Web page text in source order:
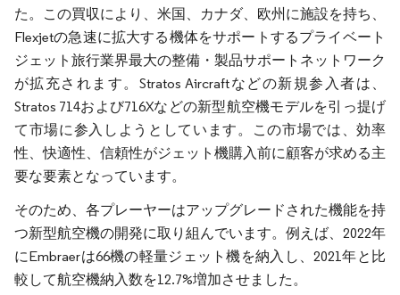
た。この買収により、米国、カナダ、欧州に施設を持ち、
Flexjetの急速に拡大する機体をサポートするプライベート
ジェット旅行業界最大の整備・製品サポートネットワーク
が拡充されます。Stratos Aircraftなどの新規参入者は、
Stratos 714および716Xなどの新型航空機モデルを引っ提げ
て市場に参入しようとしています。この市場では、効率
性、快適性、信頼性がジェット機購入前に顧客が求める主
要な要素となっています。
そのため、各プレーヤーはアップグレードされた機能を持
つ新型航空機の開発に取り組んでいます。例えば、2022年
にEmbraerは66機の軽量ジェット機を納入し、2021年と比
較して航空機納入数を12.7%増加させました。